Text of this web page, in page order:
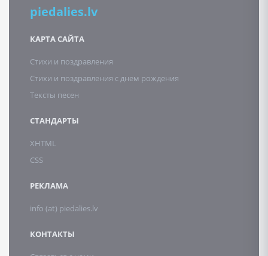
piedalies.lv
КАРТА САЙТА
Стихи и поздравления
Стихи и поздравления с днем рождения
Тексты песен
СТАНДАРТЫ
XHTML
CSS
РЕКЛАМА
info (at) piedalies.lv
КОНТАКТЫ